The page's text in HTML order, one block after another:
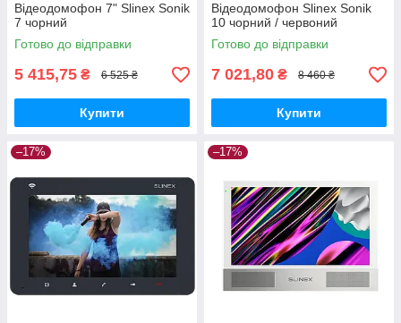
Відеодомофон 7" Slinex Sonik
7 чорний
Готово до відправки
5 415,75 ₴ 6 525 ₴
Купити
Відеодомофон Slinex Sonik
10 чорний / червоний
Готово до відправки
7 021,80 ₴ 8 460 ₴
Купити
–17% –17%